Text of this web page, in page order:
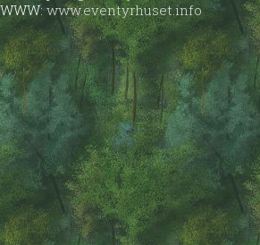
WWW:www.eventyrhuset.info